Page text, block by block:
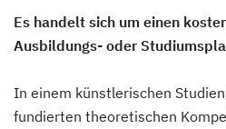
Es handelt sich um einen
Ausbildungs- oder
In einem künstlerischen
fundierten theoretischen